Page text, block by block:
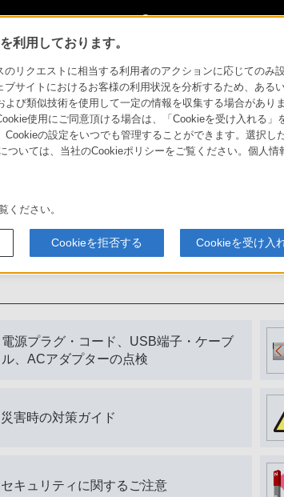
ために
ょう。
電源プラグ・コード、USB端子・ケーブ
ル、ACアダプターの点検
災害時の対策ガイド
セキュリティに関するご注意
利用しております。
リクエストに相当する利用者のアクションに応じてのみ
サイトにおけるお客様の利用状況を分析するため、ある
び類似技術を使用して一定の情報を収集する場合があり
使用にご同意頂ける場合は、「Cookieを受け入れる」
の設定をいつでも管理することができます。選択し
いては、当社のCookieポリシーをご覧ください。個人
ください。
Cookieを拒否する Cookieを受け入